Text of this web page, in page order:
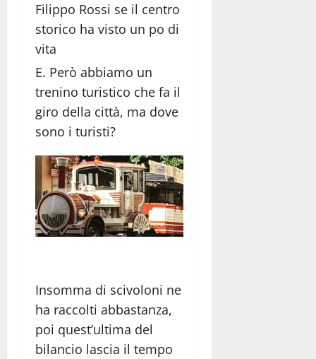
Filippo Rossi se il centro
storico ha visto un po di
vita
Però abbiamo un
trenino turistico che fa il
giro della città, ma dove
sono i turisti?
Insomma di scivoloni ne
ha raccolti abbastanza,
poi quest’ultima del
bilancio lascia il tempo